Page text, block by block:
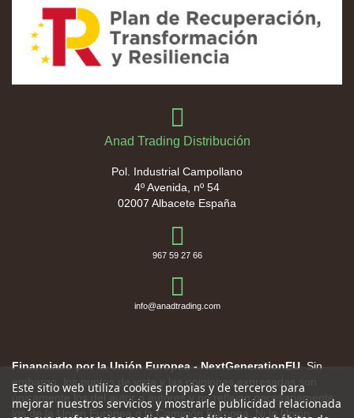
Anad Trading Distribución
Pol. Industrial Campollano
4º Avenida, nº 54
02007 Albacete España
967 59 27 66
info@anadtrading.com
Financiado por la Unión Europea - NextGenerationEU . Sin
embargo, los puntos de vista y las opiniones expresadas son
únicamente los del autor o autores y no reflejan necesariamente
los de la Unión Europea o la Comisión Europea. Ni la Unión
Este sitio web utiliza cookies propias y de terceros para
mejorar nuestros servicios y mostrarle publicidad relacionada